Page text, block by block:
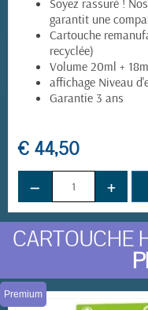
Soyez rassuré !
garantit une
Cartouche
recyclée)
Volume 20ml +
affichage Niveau
Garantie 3 ans
€ 44,50
− +
CARTOUCHE
Premium